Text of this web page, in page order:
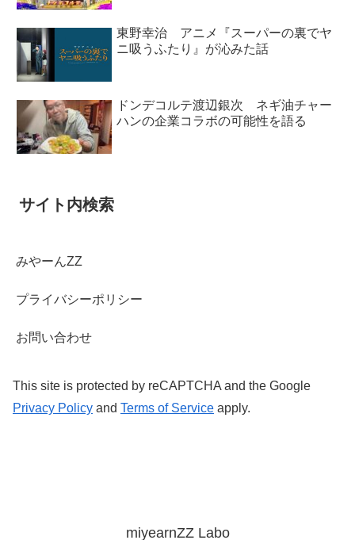
東野幸治 アニメ『スーパーの裏でヤ
ニ吸うふたり』が沁みた話
ドンデコルテ渡辺銀次 ネギ油チャー
ハンの企業コラボの可能性を語る
サイト内検索
みやーんZZ
プライバシーポリシー
お問い合わせ
This site is protected by reCAPTCHA and the Google
Privacy Policy and Terms of Service apply.
miyearnZZ Labo